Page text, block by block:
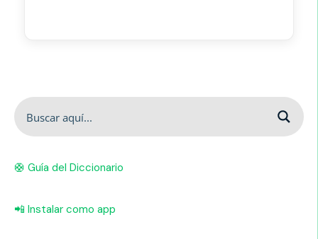
🛟 Guía del Diccionario
📲 Instalar como app